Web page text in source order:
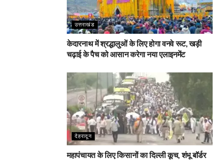
उत्तराखंड
केदारनाथ में श्रद्धालुओं के लिए होगा वनवे रूट, खड़ी
चढ़ाई के पैच को आसान करेगा नया एलाइनमेंट
देहरादून
महापंचायत के लिए किसानों का दिल्ली कूच, शंभू बॉर्डर